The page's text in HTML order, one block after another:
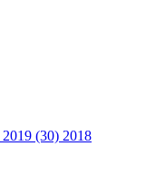
2019 (30) 2018